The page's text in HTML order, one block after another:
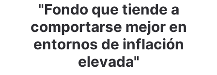
Adjuntar imagen Comentar
"Fondo que tiende a
comportarse mejor en
entornos de inflación
elevada"